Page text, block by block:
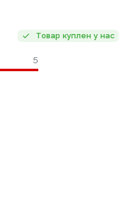
Товар куплен у нас
5